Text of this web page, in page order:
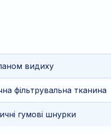
видиху
фільтрувальна тканина
гумові шнурки